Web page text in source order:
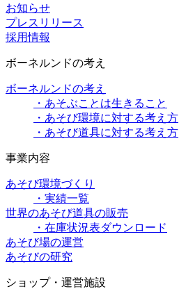
お知らせ
プレスリリース
採用情報
ボーネルンドの考え
ボーネルンドの考え
・あそぶことは生きること
・あそび環境に対する考え方
・あそび道具に対する考え方
事業内容
あそび環境づくり
・実績一覧
世界のあそび道具の販売
・在庫状況表ダウンロード
あそび場の運営
あそびの研究
ショップ・運営施設